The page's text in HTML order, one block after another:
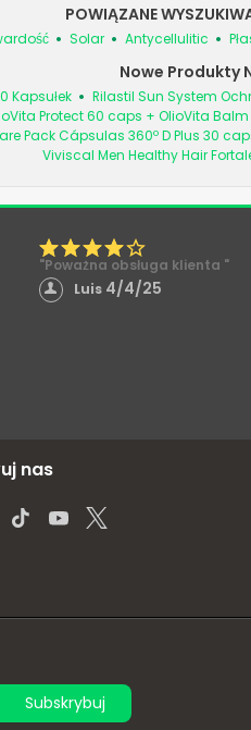
POWIĄZANE
Solar Antycellulitic
Nowe Produkty
Kapsułek
Rilastil Sun System
Protect 60 caps + OlioVita Balm
Pack Cápsulas 360º D Plus 30
Viviscal Men Healthy Hair
"Poważna obsługa klienta "
Luis 4/4/25
nas
Subskrybuj